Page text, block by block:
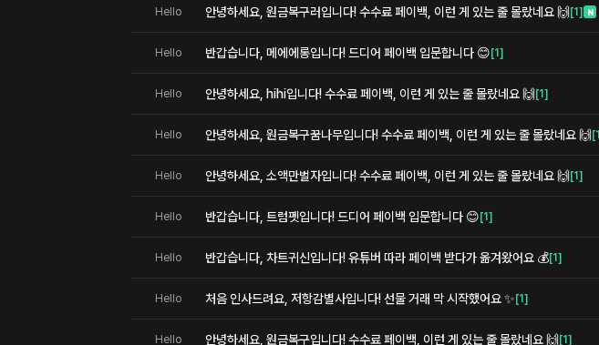
Hello 안녕하세요, 원금복구러입니다! 수수료 페이백, 이런 게 있는 줄 몰랐네요 🙌 [1 ] N
Hello 반갑습니다, 메에에롱입니다! 드디어 페이백 입문합니다 😊 [1 ]
Hello 안녕하세요, hihi입니다! 수수료 페이백, 이런 게 있는 줄 몰랐네요 🙌 [1 ]
Hello 안녕하세요, 원금복구꿈나무입니다! 수수료 페이백, 이런 게 있는 줄 몰랐네요 🙌 [1
Hello 안녕하세요, 소액만벌자입니다! 수수료 페이백, 이런 게 있는 줄 몰랐네요 🙌 [1 ]
Hello 반갑습니다, 트럼펫입니다! 드디어 페이백 입문합니다 😊 [1 ]
Hello 반갑습니다, 차트귀신입니다! 유튜버 따라 페이백 받다가 옮겨왔어요 💰[1 ]
Hello 처음 인사드려요, 저항감별사입니다! 선물 거래 막 시작했어요 ✨ [1 ]
Hello 안녕하세요, 원금복구입니다! 수수료 페이백, 이런 게 있는 줄 몰랐네요 🙌 [1 ]